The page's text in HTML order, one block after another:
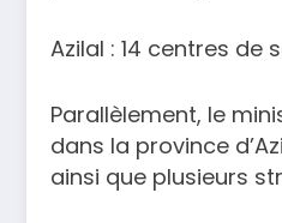
Azilal : 14 centres de
Parallèlement, le
dans la province
ainsi que plusieurs